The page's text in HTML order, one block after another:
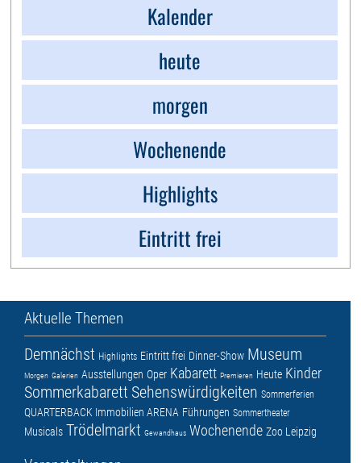
Kalender
heute
morgen
Wochenende
Highlights
Eintritt frei
Aktuelle Themen
Demnächst Highlights Eintritt frei Dinner-Show Museum
Morgen Galerien Ausstellungen Oper Kabarett Premieren Heute Kinder
Sommerkabarett Sehenswürdigkeiten Sommerferien
QUARTERBACK Immobilien ARENA Führungen Sommertheater
Musicals Trödelmarkt Gewandhaus Wochenende Zoo Leipzig